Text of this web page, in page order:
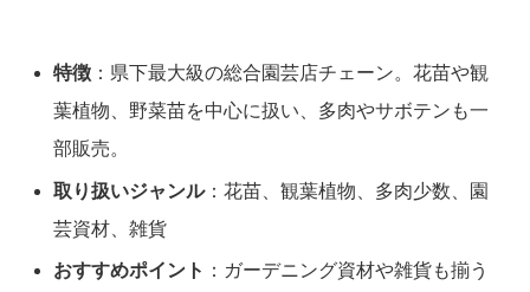
特徴 ：県下最大級の総合園芸店チェーン。花苗や観
葉植物、野菜苗を中心に扱い、多肉やサボテンも一
部販売。
取り扱いジャンル：花苗、観葉植物、多肉少数、園
芸資材、雑貨
おすすめポイント ：ガーデニング資材や雑貨も揃う